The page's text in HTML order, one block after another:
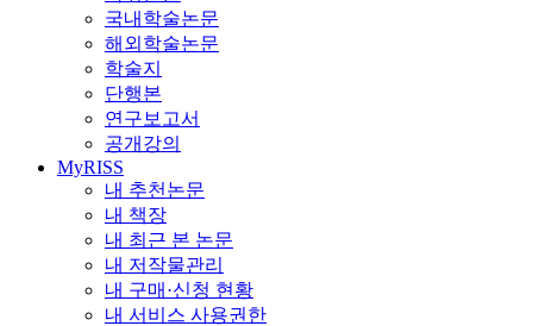
국내학술논문
해외학술논문
학술지
단행본
연구보고서
공개강의
MyRISS
내 추천논문
내 책장
내 최근 본 논문
내 저작물관리
내 구매·신청 현황
내 서비스 사용권한